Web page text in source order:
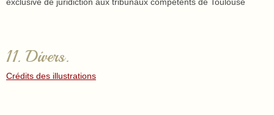
11. Divers.
Crédits des illustrations